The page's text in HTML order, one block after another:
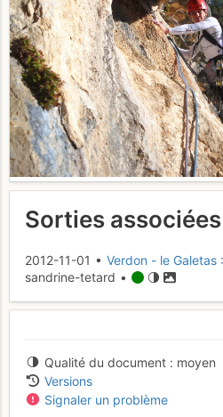
Sorties associées
2012-11-01 • Verdon - le Galetas
sandrine-tetard •
Qualité du document
moyen
Versions
Signaler un problème